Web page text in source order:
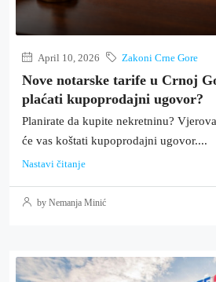
April 10, 2026 Zakoni Crne Gore
Nove notarske tarife u Crnoj
plaćati kupoprodajni ugovor?
Planirate da kupite nekretninu?
će vas koštati kupoprodajni ugovor....
Nastavi čitanje
by Nemanja Minić